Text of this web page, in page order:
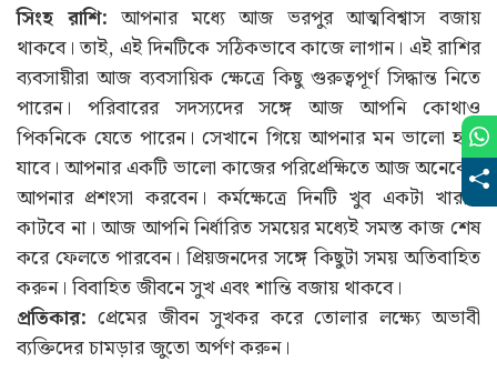
সিংহ রাশি: আপনার মধ্যে আজ ভরপুর আত্মবিশ্বাস বজায়
থাকবে। তাই, এই দিনটিকে সঠিকভাবে কাজে লাগান। এই রাশির
ব্যবসায়ীরা আজ ব্যবসায়িক ক্ষেত্রে কিছু গুরুত্বপূর্ণ সিদ্ধান্ত নিতে
পারেন। পরিবারের সদস্যদের সঙ্গে আজ আপনি কোথাও
পিকনিকে যেতে পারেন। সেখানে গিয়ে আপনার মন ভালো হয়ে
যাবে। আপনার একটি ভালো কাজের পরিপ্রেক্ষিতে আজ অনেকেই
আপনার প্রশংসা করবেন। কর্মক্ষেত্রে দিনটি খুব একটা খারাপ
কাটবে না। আজ আপনি নির্ধারিত সময়ের মধ্যেই সমস্ত কাজ শেষ
করে ফেলতে পারবেন। প্রিয়জনদের সঙ্গে কিছুটা সময় অতিবাহিত
করুন। বিবাহিত জীবনে সুখ এবং শান্তি বজায় থাকবে।
প্রতিকার: প্রেমের জীবন সুখকর করে তোলার লক্ষ্যে অভাবী
ব্যক্তিদের চামড়ার জুতো অর্পণ করুন।